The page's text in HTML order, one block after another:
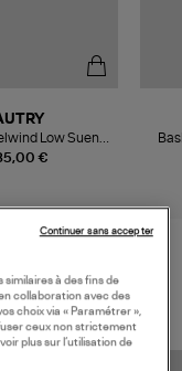
€
Low Suenyl
Platinium
à des fins de
collaboration avec des
choix via « Paramétrer »,
ceux non strictement
plus sur l’utilisation de
Continuer sans accepter